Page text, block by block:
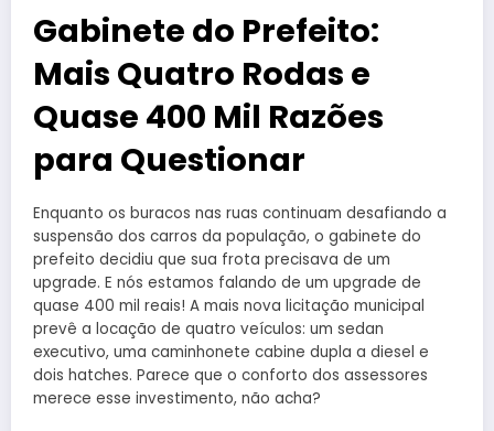
Gabinete do Prefeito:
Mais Quatro Rodas e
Quase 400 Mil Razões
para Questionar
Enquanto os buracos nas ruas continuam desafiando a
suspensão dos carros da população, o gabinete do
prefeito decidiu que sua frota precisava de um
upgrade. E nós estamos falando de um upgrade de
quase 400 mil reais! A mais nova licitação municipal
prevê a locação de quatro veículos: um sedan
executivo, uma caminhonete cabine dupla a diesel e
dois hatches. Parece que o conforto dos assessores
merece esse investimento, não acha?